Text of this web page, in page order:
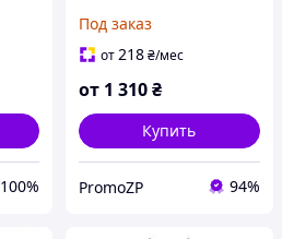
100%
Американская рок-
группа. Nirvana»
Под заказ
от218₴/мес
от 1 310₴
Купить
PromoZP 94%